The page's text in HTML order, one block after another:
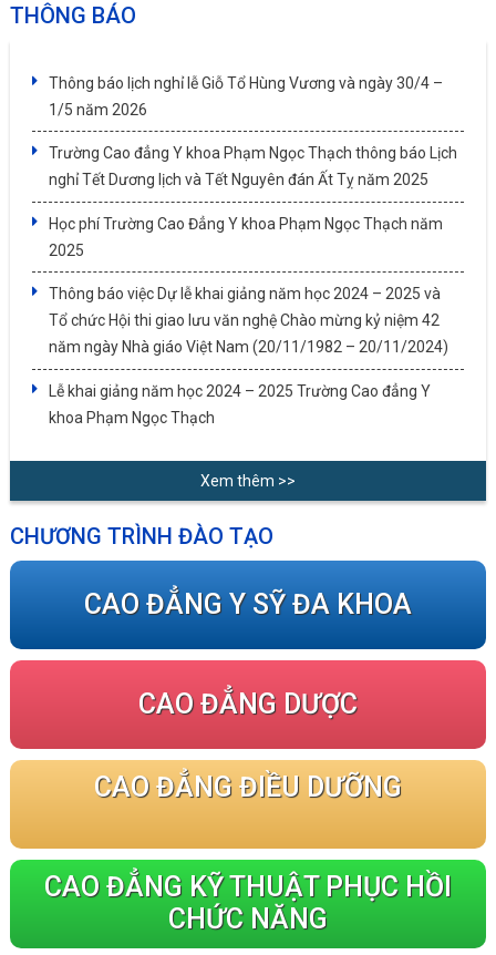
THÔNG BÁO
Thông báo lịch nghỉ lễ Giỗ Tổ Hùng Vương và ngày 30/4 –
1/5 năm 2026
Trường Cao đẳng Y khoa Phạm Ngọc Thạch thông báo Lịch
nghỉ Tết Dương lịch và Tết Nguyên đán Ất Tỵ năm 2025
Học phí Trường Cao Đẳng Y khoa Phạm Ngọc Thạch năm
2025
Thông báo việc Dự lễ khai giảng năm học 2024 – 2025 và
Tổ chức Hội thi giao lưu văn nghệ Chào mừng kỷ niệm 42
năm ngày Nhà giáo Việt Nam (20/11/1982 – 20/11/2024)
Lễ khai giảng năm học 2024 – 2025 Trường Cao đẳng Y
khoa Phạm Ngọc Thạch
Xem thêm >>
CHƯƠNG TRÌNH ĐÀO TẠO
CAO ĐẲNG Y SỸ ĐA KHOA
CAO ĐẲNG DƯỢC
CAO ĐẲNG ĐIỀU DƯỠNG
CAO ĐẲNG KỸ THUẬT PHỤC HỒI
CHỨC NĂNG